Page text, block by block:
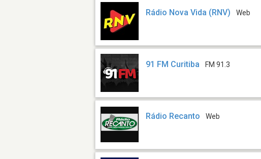
Rádio Nova Vida (RNV) Web
91 FM Curitiba FM 91.3
Rádio Recanto Web